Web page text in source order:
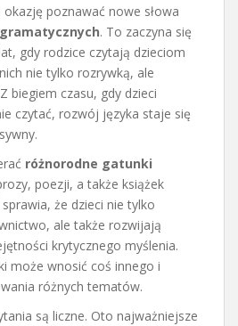
poznawać nowe słowa
. To zaczyna się
gdy rodzice czytają dzieciom
nie tylko rozrywką, ale
biegiem czasu, gdy dzieci
czytać, rozwój języka staje się
różnorodne gatunki
poezji, a także książek
że dzieci nie tylko
ale także rozwijają
krytycznego myślenia.
może wnosić coś innego i
różnych tematów.
są liczne. Oto najważniejsze